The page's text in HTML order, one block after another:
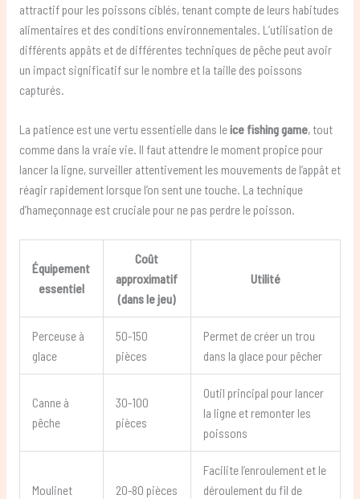
attractif pour les poissons ciblés, tenant compte de leurs habitudes
alimentaires et des conditions environnementales. L’utilisation de
différents appâts et de différentes techniques de pêche peut avoir
un impact significatif sur le nombre et la taille des poissons
capturés.
La patience est une vertu essentielle dans leice fishing game, tout
comme dans la vraie vie. Il faut attendre le moment propice pour
lancer la ligne, surveiller attentivement les mouvements de l’appât et
réagir rapidement lorsque l’on sent une touche. La technique
d’hameçonnage est cruciale pour ne pas perdre le poisson.
Équipement
essentiel
Coût
approximatif
(dans le jeu)
Utilité
Perceuse à
glace
50-150
pièces
Permet de créer un trou
dans la glace pour pêcher
Canne à
pêche
30-100
pièces
Outil principal pour lancer
la ligne et remonter les
poissons
Moulinet 20-80 pièces
Facilite l’enroulement et le
déroulement du fil de